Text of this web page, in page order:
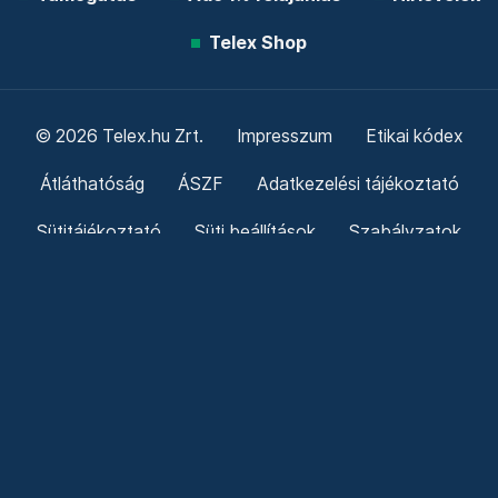
Telex Shop
© 2026 Telex.hu Zrt. Impresszum Etikai kódex
Átláthatóság ÁSZF Adatkezelési tájékoztató
Sütitájékoztató Süti beállítások Szabályzatok